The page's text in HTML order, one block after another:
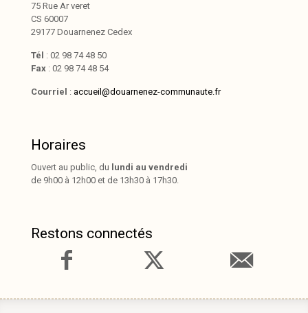
75 Rue Ar veret
CS 60007
29177 Douarnenez Cedex
Tél : 02 98 74 48 50
Fax : 02 98 74 48 54
Courriel : accueil@douarnenez-communaute.fr
Horaires
Ouvert au public, du lundi au vendredi
de 9h00 à 12h00 et de 13h30 à 17h30.
Restons connectés